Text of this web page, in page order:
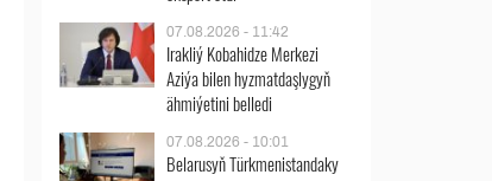
07.08.2026 - 11:42
Irakliý Kobahidze Merkezi
Aziýa bilen hyzmatdaşlygyň
ähmiýetini belledi
07.08.2026 - 10:01
Belarusyň Türkmenistandaky